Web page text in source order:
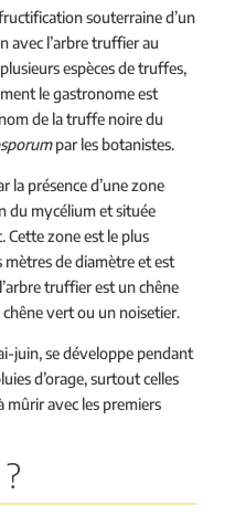
souterraine d’un
avec l’arbre truffier au
espèces de truffes,
le gastronome est
de la truffe noire du
par les botanistes.
la présence d’une zone
du mycélium et située
zone est le plus
de diamètre et est
truffier est un chêne
vert ou un noisetier.
juin, se développe pendant
d’orage, surtout celles
mûrir avec les premiers